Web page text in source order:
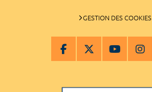
GESTION DES COOKIES